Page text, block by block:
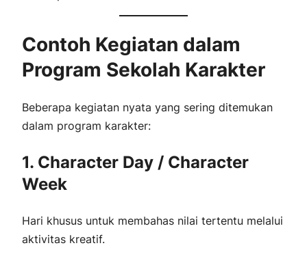
Contoh Kegiatan dalam
Program Sekolah Karakter
Beberapa kegiatan nyata yang sering ditemukan
dalam program karakter:
1. Character Day / Character
Week
Hari khusus untuk membahas nilai tertentu melalui
aktivitas kreatif.